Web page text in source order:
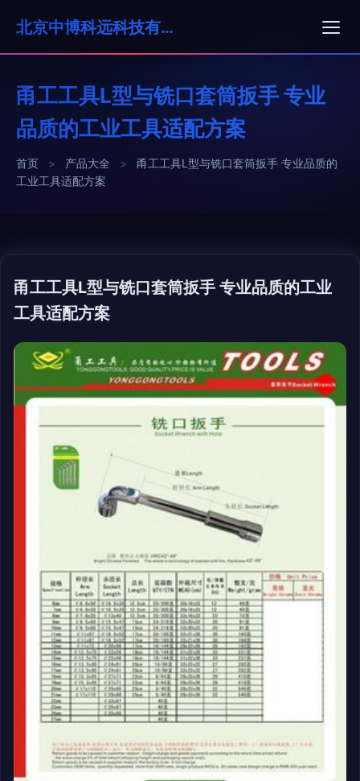
北京中博科远科技有限公司
甬工工具L型与铣口套筒扳手 专业
品质的工业工具适配方案
首页 > 产品大全 >
甬工工具L型与铣口套筒扳手 专业品质的
工业工具适配方案
甬工工具L型与铣口套筒扳手 专业品质的工业
工具适配方案